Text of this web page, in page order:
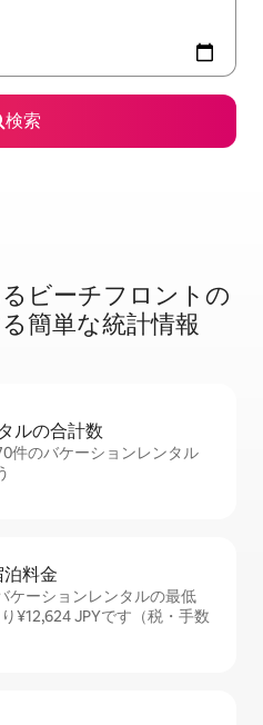
検索
ビ⁠ー⁠チ⁠フ⁠ロ⁠ン⁠ト⁠の
簡⁠単⁠な統⁠計⁠情⁠報
ル⁠の合⁠計⁠数
件のバケーションレンタル
料⁠金
ケーションレンタルの最低
¥12,624 JPYです（税・手数